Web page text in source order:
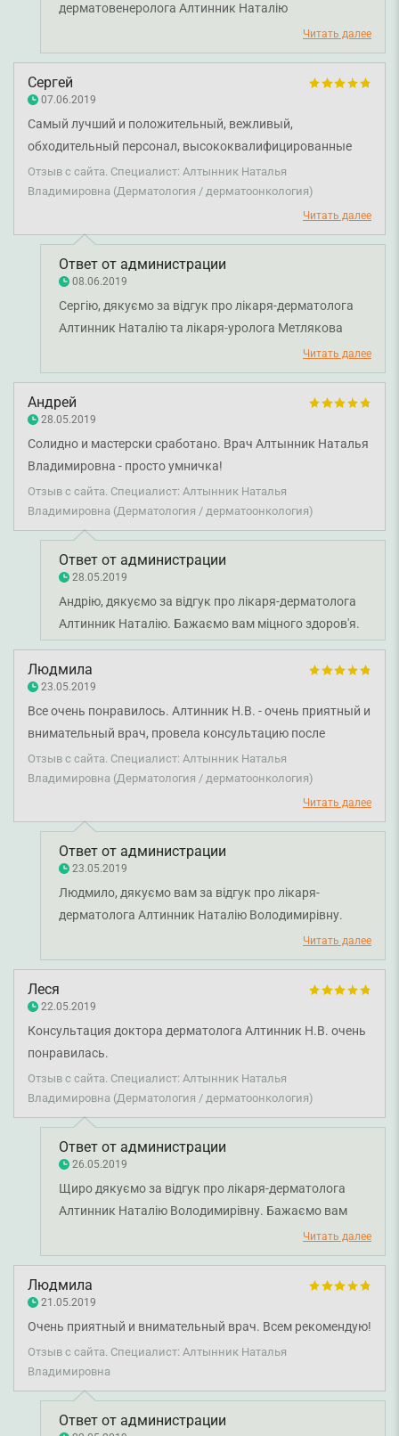
дерматовенеролога Алтинник Наталію
Володимирівну. Бажаємо вам міцного здоров'я!Читать далее
Сергей
07.06.2019
Самый лучший и положительный, вежливый,
обходительный персонал, высококвалифицированные
врачи. Алтынник Н.В. и Метляков А.А. - замечательные
специалисты!
Отзыв с сайта. Специалист: Алтынник Наталья
Владимировна (Дерматология / дерматоонкология)
Читать далее
Ответ от администрации
08.06.2019
Сергію, дякуємо за відгук про лікаря-дерматолога
Алтинник Наталію та лікаря-уролога Метлякова
Читать далее
Андрей
28.05.2019
Солидно и мастерски сработано. Врач Алтынник Наталья
Владимировна - просто умничка!
Отзыв с сайта. Специалист: Алтынник Наталья
Владимировна (Дерматология / дерматоонкология)
Ответ от администрации
28.05.2019
Андрію, дякуємо за відгук про лікаря-дерматолога
Алтинник Наталію. Бажаємо вам міцного здоров'я.
Людмила
23.05.2019
Все очень понравилось. Алтинник Н.В. - очень приятный и
внимательный врач, провела консультацию после
процедуры удаления родинки об уходе, все понятно было.
Отзыв с сайта. Специалист: Алтынник Наталья
Владимировна (Дерматология / дерматоонкология)
Читать далее
Ответ от администрации
23.05.2019
Людмило, дякуємо вам за відгук про лікаря-
дерматолога Алтинник Наталію Володимирівну.
Читать далее
Леся
22.05.2019
Консультация доктора дерматолога Алтинник Н.В. очень
понравилась.
Отзыв с сайта. Специалист: Алтынник Наталья
Владимировна (Дерматология / дерматоонкология)
Ответ от администрации
26.05.2019
Щиро дякуємо за відгук про лікаря-дерматолога
Алтинник Наталію Володимирівну. Бажаємо вам
Читать далее
Людмила
21.05.2019
Очень приятный и внимательный врач. Всем рекомендую!
Отзыв с сайта. Специалист: Алтынник Наталья
Владимировна
Ответ от администрации